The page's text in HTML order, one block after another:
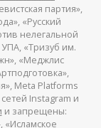
партия»,
«Русский
нелегальной
«Тризуб им.
«Меджлис
Meta Platforms
Instagram и
и запрещены:
«Исламское